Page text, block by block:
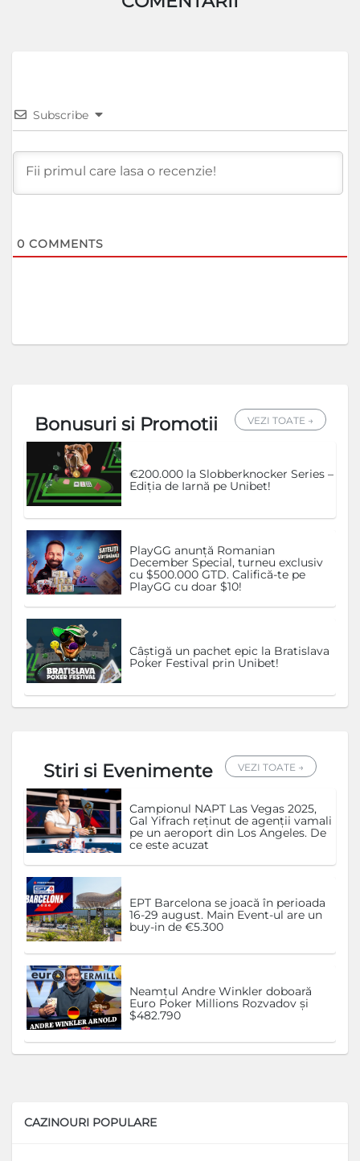
Subscribe
0 COMMENTS
Bonusuri si Promotii VEZI TOATE →
€200.000 la Slobberknocker Series –
Ediția de Iarnă pe Unibet!
PlayGG anunță Romanian
December Special, turneu exclusiv
cu $500.000 GTD. Califică-te pe
PlayGG cu doar $10!
Câștigă un pachet epic la Bratislava
Poker Festival prin Unibet!
Stiri si Evenimente VEZI TOATE →
Campionul NAPT Las Vegas 2025,
Gal Yifrach reținut de agenții vamali
pe un aeroport din Los Angeles. De
ce este acuzat
EPT Barcelona se joacă în perioada
16-29 august. Main Event-ul are un
buy-in de €5.300
Neamțul Andre Winkler doboară
Euro Poker Millions Rozvadov și
$482.790
CAZINOURI POPULARE